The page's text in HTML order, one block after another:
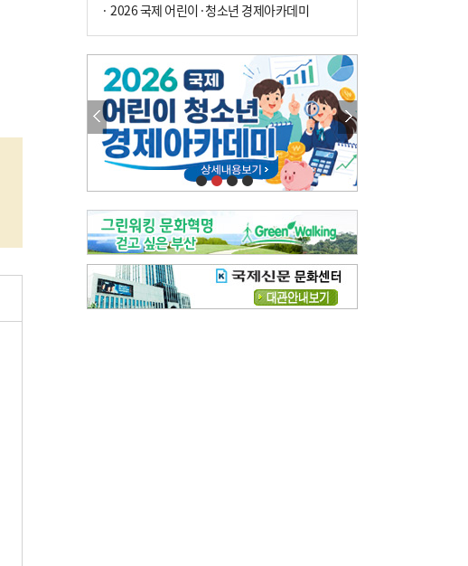
· 2026 국제 어린이·청소년 경제아카데미